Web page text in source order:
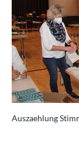
Auszaehlung